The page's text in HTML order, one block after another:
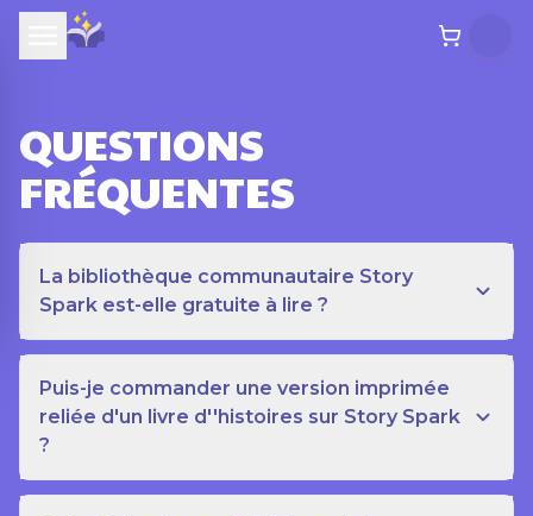
QUESTIONS
FRÉQUENTES
La bibliothèque communautaire Story
Spark est-elle gratuite à lire ?
Puis-je commander une version imprimée
reliée d'un livre d''histoires sur Story Spark
?